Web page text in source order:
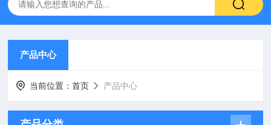
产品中心
当前位置：首页 产品中心